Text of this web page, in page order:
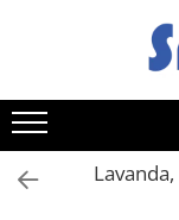
Toate Produsele
Produse de Curatenie
Sapunuri Lichide
Detergenti pentru